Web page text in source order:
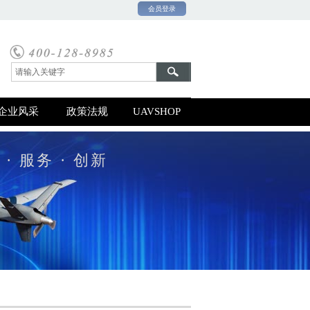
会员登录
业风采 政策法规 UAVSHOP
服务 · 创新